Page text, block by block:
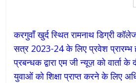
करगुवाँ खुर्द स्थित रामनाथ डिग्री
सत्र 2023-24 के लिए प्रवेश
प्रबन्धक द्वारा एम जी न्यूज़ को वार्ता के
युवाओं को शिक्षा प्राप्त करने के लिए